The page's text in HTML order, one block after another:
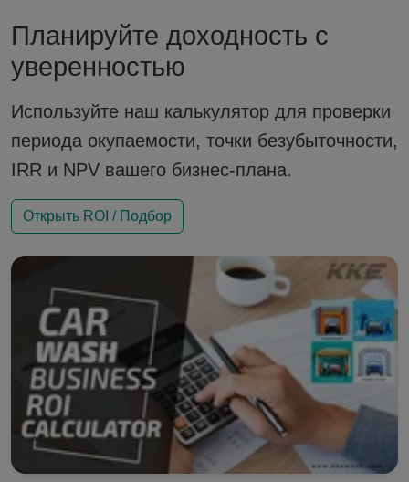
Планируйте доходность с
уверенностью
Используйте наш калькулятор для проверки
периода окупаемости, точки безубыточности,
IRR и NPV вашего бизнес-плана.
Открыть ROI / Подбор